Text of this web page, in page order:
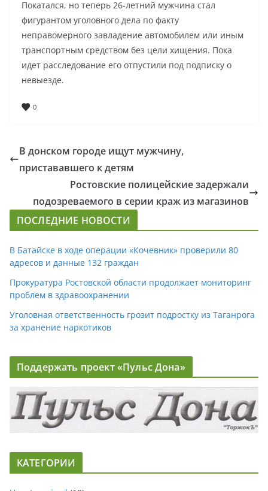
Покатался, но теперь 26-летний мужчина стал
фигурантом уголовного дела по факту
неправомерного завладение автомобилем или иным
транспортным средством без цели хищения. Пока
идет расследование его отпустили под подписку о
невыезде.
0
В донском городе ищут мужчину,
пристававшего к детям
Ростовские полицейские задержали
подозреваемого в серии краж из магазинов
ПОСЛЕДНИЕ НОВОСТИ
В Батайске в ходе операции «Кочевник» проверили 80
адресов и данные 132 граждан
Прокуратура Ростовской области продолжает мониторинг
проблем в здравоохранении
Уголовная ответственность грозит подростку из Таганрога
за хранение наркотиков
Поддержать проект «Пульс Дона»
КАТЕГОРИИ